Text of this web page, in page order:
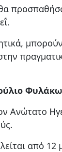
Ανώτατο
από 12